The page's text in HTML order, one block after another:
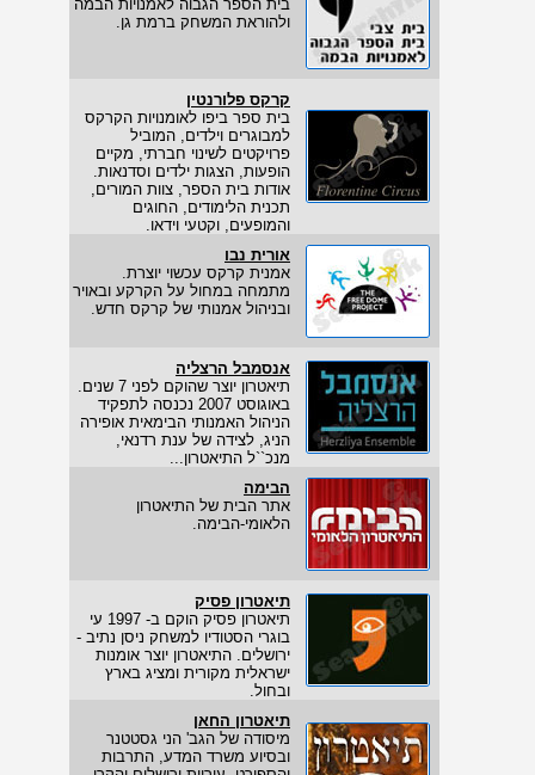
בית הספר הגבוה לאמנויות הבמה
ולהוראת המשחק ברמת גן.
קרקס פלורנטין
בית ספר ביפו לאומנויות הקרקס
למבוגרים וילדים, המוביל
פרויקטים לשינוי חברתי, מקיים
הופעות, הצגות ילדים וסדנאות.
אודות בית הספר, צוות המורים,
תכנית הלימודים, החוגים
והמופעים, וקטעי וידאו.
אורית נבו
אמנית קרקס עכשוי יוצרת.
מתמחה במחול על הקרקע ובאויר
ובניהול אמנותי של קרקס חדש.
אנסמבל הרצליה
תיאטרון יוצר שהוקם לפני 7 שנים.
באוגוסט 2007 נכנסה לתפקיד
הניהול האמנותי הבימאית אופירה
הניג, לצידה של ענת רדנאי,
מנכ``ל התיאטרון...
הבימה
אתר הבית של התיאטרון
הלאומי-הבימה.
תיאטרון פסיק
תיאטרון פסיק הוקם ב- 1997 עי
בוגרי הסטודיו למשחק ניסן נתיב -
ירושלים. התיאטרון יוצר אומנות
ישראלית מקורית ומציג בארץ
ובחול.
תיאטרון החאן
מיסודה של הגב' הני גסטטנר
ובסיוע משרד המדע, התרבות